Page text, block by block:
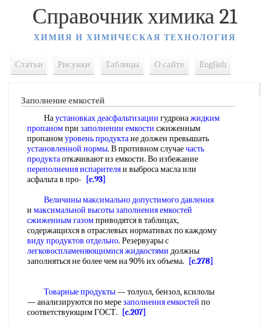
Справочник химика 21
ХИМИЯ И ХИМИЧЕСКАЯ ТЕХНОЛОГИЯ
Статьи Рисунки Таблицы О сайте English
Заполнение емкостей
Наустановках деасфальтизации гудронажидким
пропаномпри заполнении емкости сжиженным
пропаномуровень продуктане должен превышать
установленной нормы. В противном случаечасть
продуктаоткачивают из емкости. Во избежание
переполнения испарителяи выброса масла или
асфальта в про-
[c.93]
Величины максимальнодопустимого давления
и максимальной высотызаполнения емкостей
сжиженным газомприводятся в таблицах,
содержащихся в отраслевых нормативах по каждому
виду продуктов отдельно. Резервуары с
легковоспламеняющимися жидкостями должны
заполняться не более чем на 90% их объема.
[c.278]
Товарные продукты— толуол, бензол, ксилолы
— анализируются по мерезаполнения емкостей по
соответствующим ГОСТ.
[c.207]